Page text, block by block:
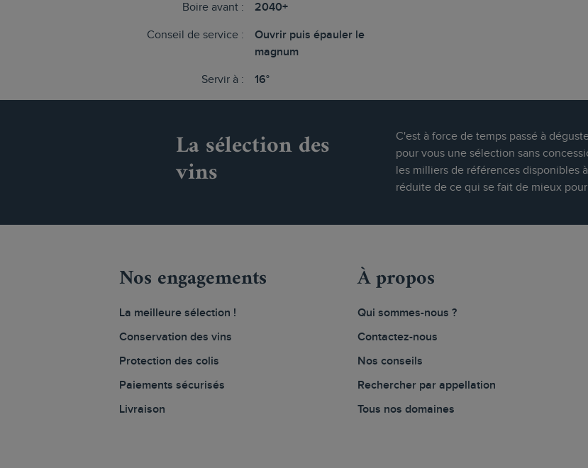
Boire avant : 2040+
Conseil de service :
Ouvrir puis épauler le
magnum
Servir à : 16°
La sélection des
vins
C'est à force de temps passé à
pour vous une sélection sans
les milliers de références disponibles
réduite de ce qui se fait de mieux
Nos engagements
La meilleure sélection !
Conservation des vins
Protection des colis
Paiements sécurisés
Livraison
À propos
Qui sommes-nous ?
Contactez-nous
Nos conseils
Rechercher par appellation
Tous nos domaines